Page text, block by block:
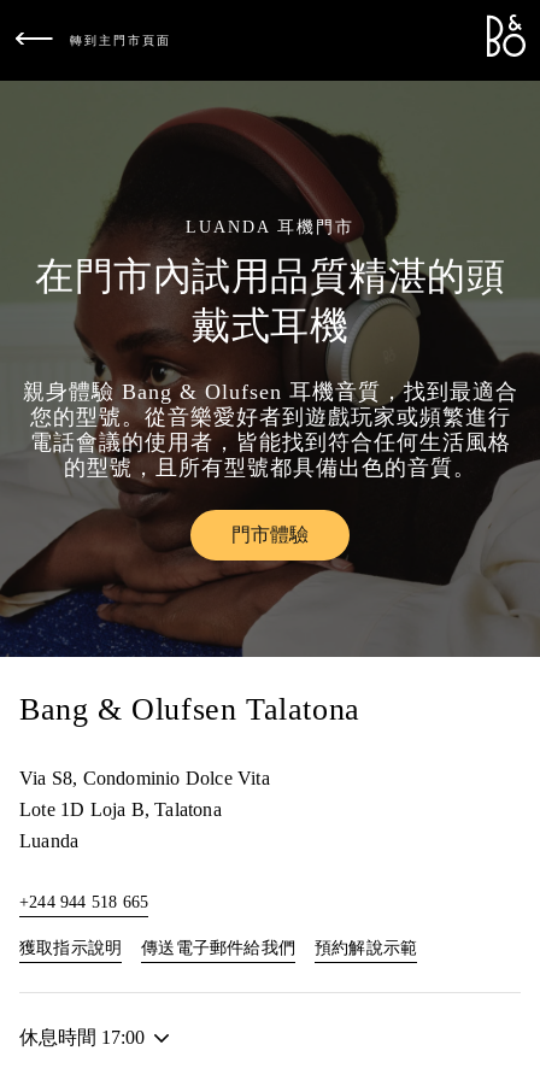
轉到主門市頁面
LUANDA 耳機門市
在門市內試用品質精湛的頭
戴式耳機
親身體驗 Bang & Olufsen 耳機音質，找到最適合
您的型號。從音樂愛好者到遊戲玩家或頻繁進行
電話會議的使用者，皆能找到符合任何生活風格
的型號，且所有型號都具備出色的音質。
門市體驗Link Opens in New Tab
Bang & Olufsen Talatona
Via S8, Condominio Dolce Vita
Lote 1D Loja B, Talatona
Luanda
+244 944 518 665
獲取指示說明 Link Opens in New Tab
傳送電子郵件給我們 預約解說示範
休息時間 17:00